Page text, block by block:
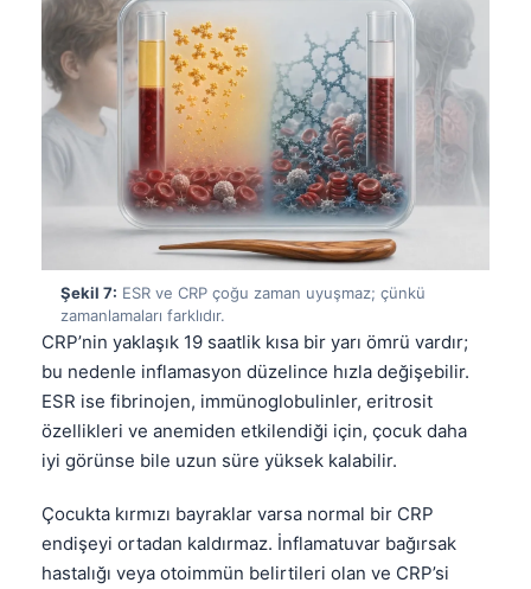
Şekil 7: ESR ve CRP çoğu zaman uyuşmaz; çünkü
zamanlamaları farklıdır.
CRP’nin yaklaşık 19 saatlik kısa bir yarı ömrü vardır;
bu nedenle inflamasyon düzelince hızla değişebilir.
ESR ise fibrinojen, immünoglobulinler, eritrosit
özellikleri ve anemiden etkilendiği için, çocuk daha
iyi görünse bile uzun süre yüksek kalabilir.
Çocukta kırmızı bayraklar varsa normal bir CRP
endişeyi ortadan kaldırmaz. İnflamatuvar bağırsak
hastalığı veya otoimmün belirtileri olan ve CRP’si
Magyar
اردو
मराठी
తెలుగు
தமிழ்
ગુજરાતી
മലയാളം
Bahasa Melayu
Tiếng Việt
Tagalog
ไทย
ဗမာစာ